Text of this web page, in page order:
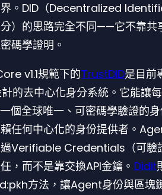
。DID（Decentralized
）的思路完全不同——它不靠共
碼學證明。
v1.1規範下的TrustDID是目前
的去中心化身分系統。它能讓
個全球唯一、可密碼學驗證的
任何中心化的身份提供者。
過Verifiable Credentials（可驗
，而不是靠交換API金鑰。 Didit
方法，讓Agent身份與區塊